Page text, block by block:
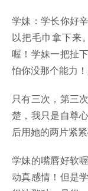
学妹：学长你好
以把毛巾拿下来
喔！学妹一把扯
怕你没那个能力
只有三次，第三
楚，我只是自尊
后用她的两片紧
学妹的嘴唇好软
动真感情！但是